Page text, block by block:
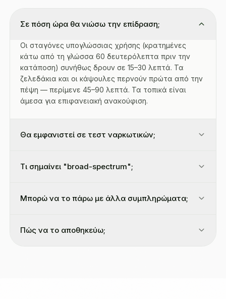
Σε πόση ώρα θα νιώσω την επίδραση;
Οι σταγόνες υπογλώσσιας χρήσης (κρατημένες
κάτω από τη γλώσσα 60 δευτερόλεπτα πριν την
κατάποση) συνήθως δρουν σε 15–30 λεπτά. Τα
ζελεδάκια και οι κάψουλες περνούν πρώτα από την
πέψη — περίμενε 45–90 λεπτά. Τα τοπικά είναι
άμεσα για επιφανειακή ανακούφιση.
Θα εμφανιστεί σε τεστ ναρκωτικών;
Τι σημαίνει "broad-spectrum";
Μπορώ να το πάρω με άλλα συμπληρώματα;
Πώς να το αποθηκεύω;